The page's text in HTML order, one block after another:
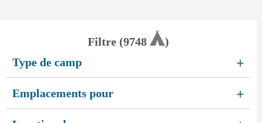
Filtre (9748
)
Type de camp
+
Emplacements pour +